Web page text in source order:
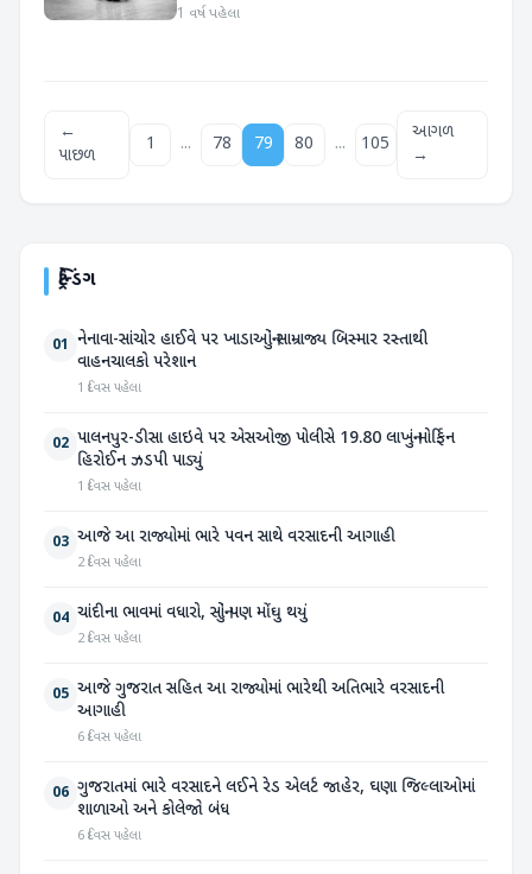
1 વર્ષ પહેલા
←
પાછળ
1 ... 78 79 80 ... 105
આગળ
→
ટ્રેન્ડિંગ
01 નેનાવા-સાંચોર હાઈવે પર ખાડાઓનું સામ્રાજ્ય બિસ્માર રસ્તાથી
વાહનચાલકો પરેશાન
1 દિવસ પહેલા
02 પાલનપુર-ડીસા હાઇવે પર એસઓજી પોલીસે 19.80 લાખનું મોર્ફિન
હિરોઈન ઝડપી પાડ્યું
1 દિવસ પહેલા
03 આજે આ રાજ્યોમાં ભારે પવન સાથે વરસાદની આગાહી
2 દિવસ પહેલા
04 ચાંદીના ભાવમાં વધારો, સોનું પણ મોંઘુ થયું
2 દિવસ પહેલા
05 આજે ગુજરાત સહિત આ રાજ્યોમાં ભારેથી અતિભારે વરસાદની
આગાહી
6 દિવસ પહેલા
06 ગુજરાતમાં ભારે વરસાદને લઈને રેડ એલર્ટ જાહેર, ઘણા જિલ્લાઓમાં
શાળાઓ અને કોલેજો બંધ
6 દિવસ પહેલા